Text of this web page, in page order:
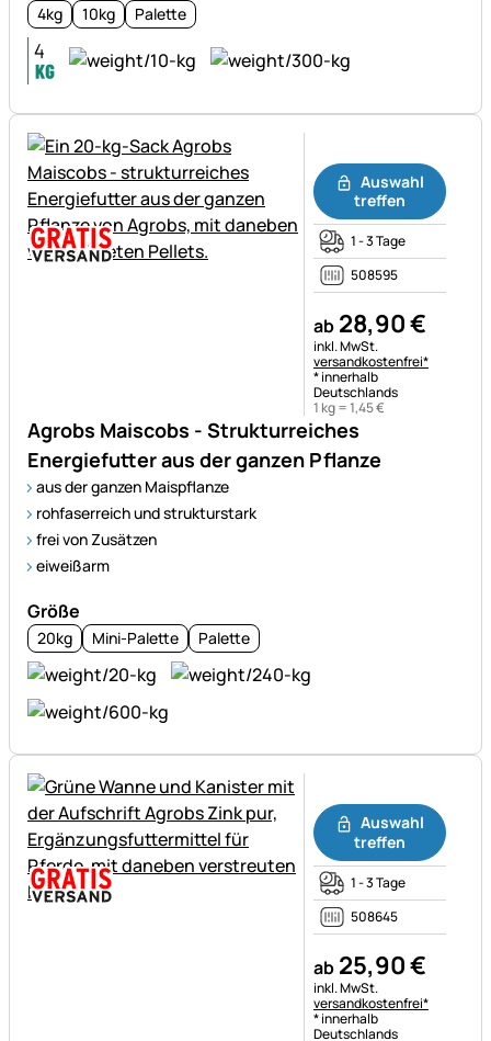
4kg 10kg Palette
Agrobs Maiscobs - Strukturreiches
Energiefutter aus der ganzen Pflanze
aus der ganzen Maispflanze
rohfaserreich und strukturstark
frei von Zusätzen
eiweißarm
Größe
20kg Mini-Palette Palette
Auswahl
treffen
1 - 3 Tage
508595
ab 28,90€
Steuerhinweis:
inkl. MwSt.
versandkostenfrei*
* innerhalb
Deutschlands
1 kg =1,45€
Auswahl
treffen
1 - 3 Tage
508645
ab 25,90€
Steuerhinweis:
inkl. MwSt.
versandkostenfrei*
* innerhalb
Deutschlands